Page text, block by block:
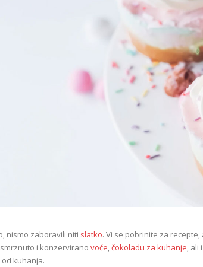
nismo zaboravili niti slatko. Vi se pobrinite za
i konzervirano voće,čokoladu za kuhanje, ali
kuhanja.